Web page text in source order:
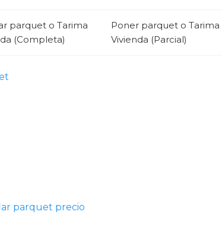
parquet o Tarima
(Completa)
Poner parquet o Tarima
Vivienda (Parcial)
parquet precio